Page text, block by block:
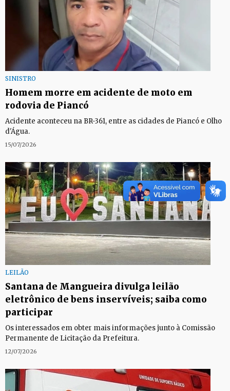
SINISTRO
Homem morre em acidente de moto em
rodovia de Piancó
Acidente aconteceu na BR-361, entre as cidades de Piancó e Olho
d'Água.
15/07/2026
LEILÃO
Santana de Mangueira divulga leilão
eletrônico de bens inservíveis; saiba como
participar
Os interessados em obter mais informações junto à Comissão
Permanente de Licitação da Prefeitura.
12/07/2026